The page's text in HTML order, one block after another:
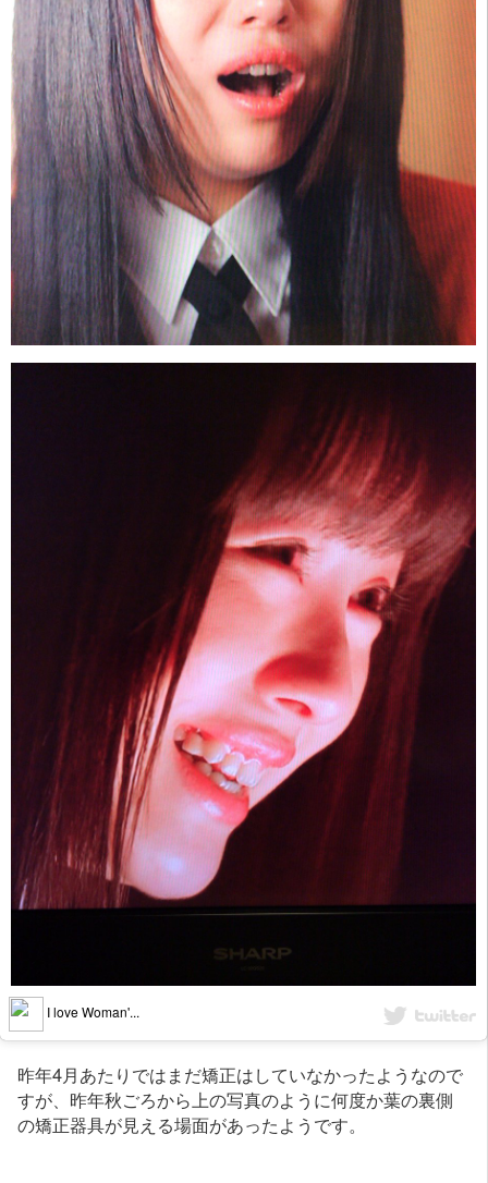
I love Woman'...
昨年4月あたりではまだ矯正はしていなかったようなので
すが、昨年秋ごろから上の写真のように何度か葉の裏側
の矯正器具が見える場面があったようです。